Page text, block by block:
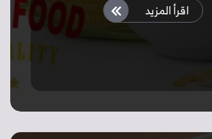
اقرأ المزيد